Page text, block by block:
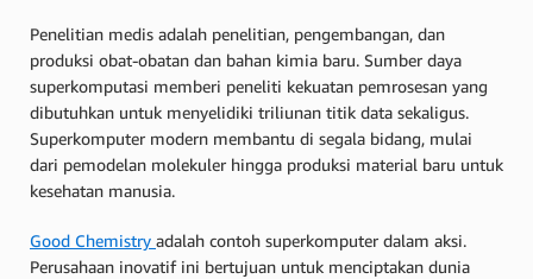
Penelitian medis adalah penelitian, pengembangan, dan
produksi obat-obatan dan bahan kimia baru. Sumber daya
superkomputasi memberi peneliti kekuatan pemrosesan yang
dibutuhkan untuk menyelidiki triliunan titik data sekaligus.
Superkomputer modern membantu di segala bidang, mulai
dari pemodelan molekuler hingga produksi material baru untuk
kesehatan manusia.
Good Chemistry adalah contoh superkomputer dalam aksi.
Perusahaan inovatif ini bertujuan untuk menciptakan dunia